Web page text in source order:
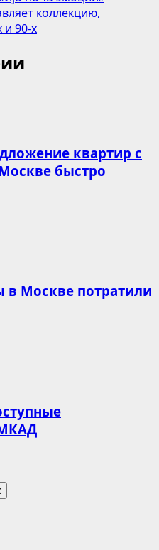
коллекцию,
и 90-х
квартир с
быстро
в Москве потратили